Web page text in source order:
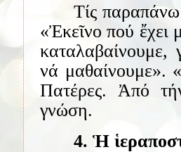
Τίς παραπάνω
«Ἐκεῖνο πού ἔχει
καταλαβαίνουμε,
νά μαθαίνουμε».
Πατέρες. Ἀπό
γνώση.
4. Ἡ